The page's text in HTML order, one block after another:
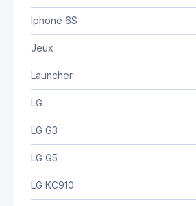
Iphone 6S
Jeux
Launcher
LG
LG G3
LG G5
LG KC910